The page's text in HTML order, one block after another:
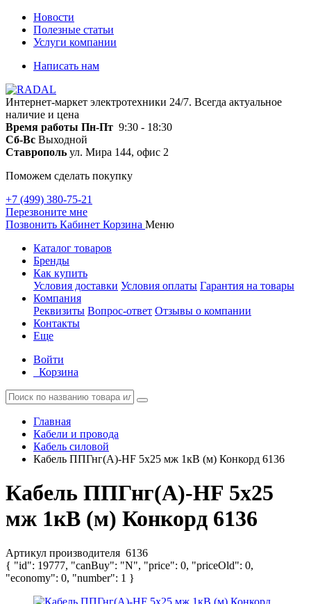
Новости
Полезные статьи
Услуги компании
Написать нам
Интернет-маркет электротехники 24/7. Всегда актуальное
наличие и цена
Время работы Пн-Пт 9:30 - 18:30
Сб-Вс Выходной
Ставрополь ул. Мира 144, офис 2
Поможем сделать покупку
+7 (499) 380-75-21
Перезвоните мне
Позвонить Кабинет Корзина Меню
Каталог товаров
Бренды
Как купить
Условия доставки Условия оплаты Гарантия на товары
Компания
Реквизиты Вопрос-ответ Отзывы о компании
Контакты
Еще
Войти
Корзина
Главная
Кабели и провода
Кабель силовой
Кабель ППГнг(А)-HF 5х25 мж 1кВ (м) Конкорд 6136
Кабель ППГнг(А)-HF 5х25
мж 1кВ (м) Конкорд 6136
Артикул производителя 6136
{ "id": 19777, "canBuy": "N", "price": 0, "priceOld": 0,
"economy": 0, "number": 1 }